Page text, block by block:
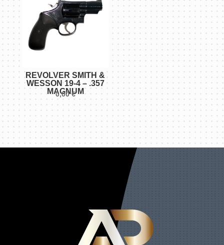
REVOLVER SMITH &
WESSON 19-4 – .357
MAGNUM
0,00€